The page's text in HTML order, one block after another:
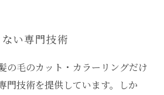
い専門技術
の毛のカット・カラーリングだけ
門技術を提供しています。しか